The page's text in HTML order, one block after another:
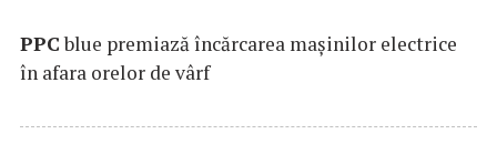
PPCblue premiază încărcarea maşinilor electrice
în afara orelor de vârf